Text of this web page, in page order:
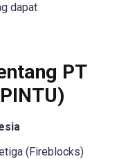
dapat
PT
(Fireblocks)